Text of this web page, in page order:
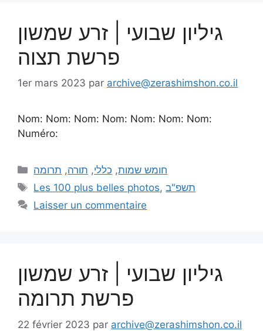
גיליון שבועי | זרע שמשון
פרשת תצוה
1er mars 2023 par archive@zerashimshon.co.il
Nom: Nom: Nom: Nom: Nom: Nom: Nom:
Numéro:
חומש שמות, כללי, תורה, תרומה
Les 100 plus belles photos,תשפ"ב
Laisser un commentaire
גיליון שבועי | זרע שמשון
פרשת תרומה
22 février 2023 par archive@zerashimshon.co.il